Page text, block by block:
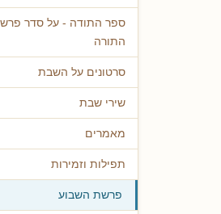
ספר התודה - על סדר
התורה
סרטונים על השבת
שירי שבת
מאמרים
תפילות וזמירות
פרשת השבוע